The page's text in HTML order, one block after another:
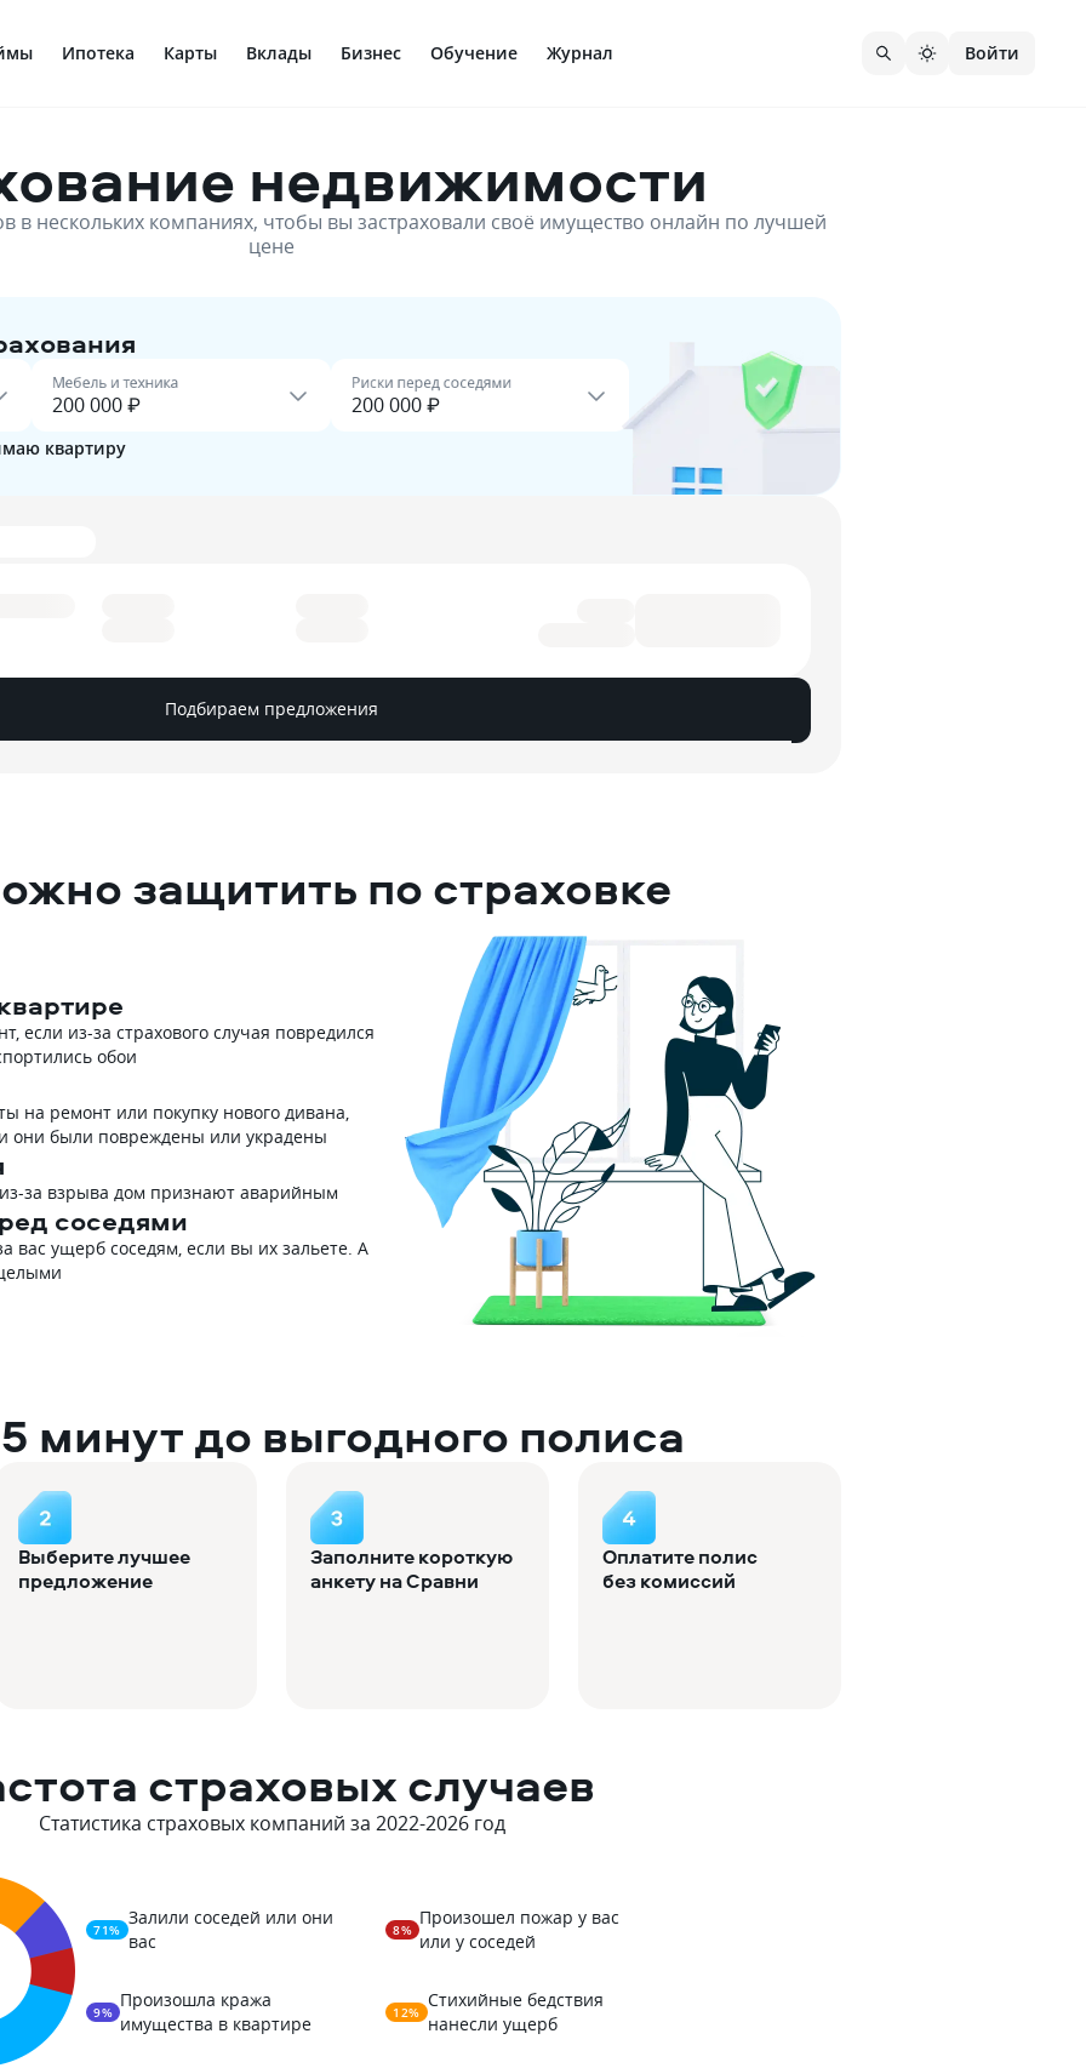
Ипотека Карты Вклады Бизнес Обучение Журнал Войти
недвижимости
в нескольких компаниях, чтобы вы застраховали своё имущество онлайн по лучшей
цене
Мебель и техника Риски перед соседями
квартиру
Подбираем предложения
защитить по страховке
если из-за страхового случая повредился
обои
на ремонт или покупку нового дивана,
они были повреждены или украдены
за взрыва дом признают аварийным
соседями
вас ущерб соседям, если вы их зальете. А
минут до выгодного полиса
Выберите лучшее
предложение
Заполните короткую
анкету на Сравни
Оплатите полис
без комиссий
страховых случаев
Статистика страховых компаний за 2022-2026год
71%
Залили соседей или они
вас
8%
Произошел пожар у вас
или у соседей
9%
Произошла кража
имущества в квартире
12%
Стихийные бедствия
нанесли ущерб